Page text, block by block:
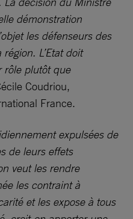
démonstration
les défenseurs des
L’Etat doit
rôle plutôt que
Coudriou,
France.
expulsées de
de leurs effets
veut les rendre
les contraint à
et les expose à tous